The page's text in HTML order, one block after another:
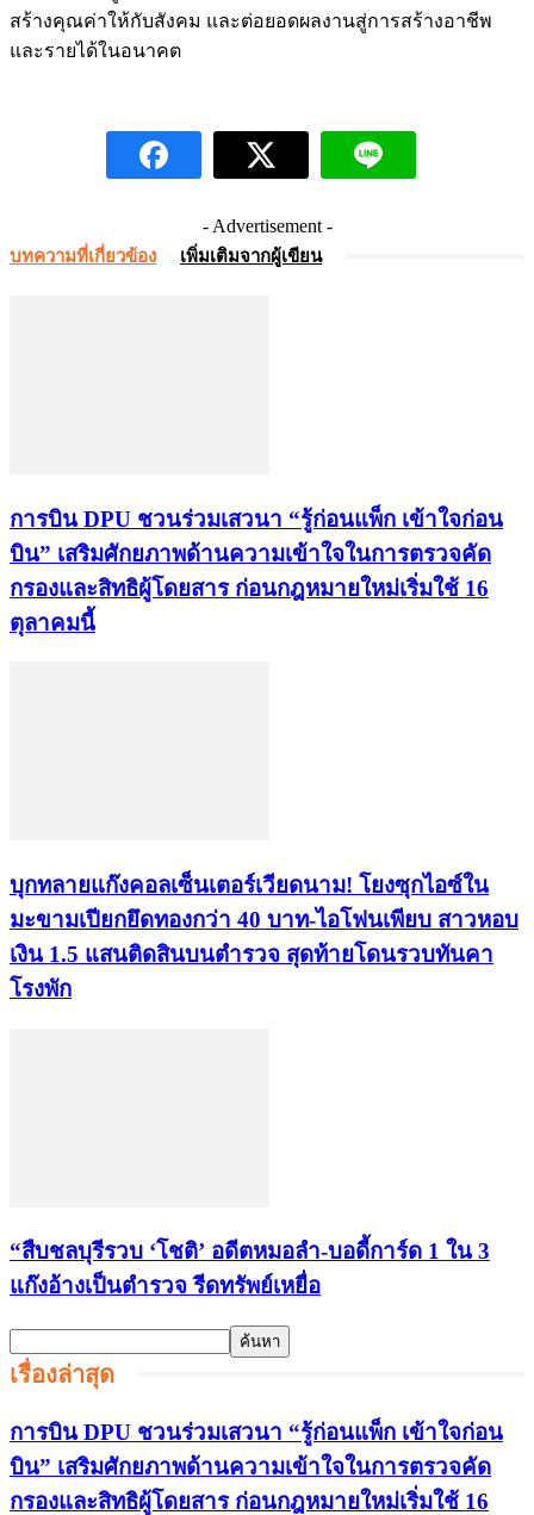
สร้างคุณค่าให้กับสังคม และต่อยอดผลงานสู่การสร้างอาชีพ
และรายได้ในอนาคต
- Advertisement -
บทความที่เกี่ยวข้อง เพิ่มเติมจากผู้เขียน
การบิน DPU ชวนร่วมเสวนา “รู้ก่อนแพ็ก เข้าใจก่อน
บิน” เสริมศักยภาพด้านความเข้าใจในการตรวจคัด
กรองและสิทธิผู้โดยสาร ก่อนกฎหมายใหม่เริ่มใช้ 16
ตุลาคมนี้
บุกทลายแก๊งคอลเซ็นเตอร์เวียดนาม! โยงซุกไอซ์ใน
มะขามเปียกยึดทองกว่า 40 บาท-ไอโฟนเพียบ สาวหอบ
เงิน 1.5 แสนติดสินบนตำรวจ สุดท้ายโดนรวบทันคา
โรงพัก
“สืบชลบุรีรวบ ‘โชติ’ อดีตหมอลำ-บอดี้การ์ด 1 ใน 3
แก๊งอ้างเป็นตำรวจ รีดทรัพย์เหยื่อ
เรื่องล่าสุด
การบิน DPU ชวนร่วมเสวนา “รู้ก่อนแพ็ก เข้าใจก่อน
บิน” เสริมศักยภาพด้านความเข้าใจในการตรวจคัด
กรองและสิทธิผู้โดยสาร ก่อนกฎหมายใหม่เริ่มใช้ 16